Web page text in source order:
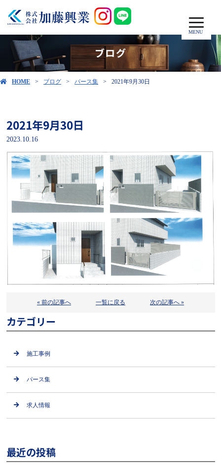
MENU
ブログ
HOME ブログ パース集 2021年9月30日
2021年9月30日
2023.10.16
« 前の記事へ 一覧に戻る 次の記事へ »
カテゴリー
施工事例
パース集
求人情報
最近の投稿